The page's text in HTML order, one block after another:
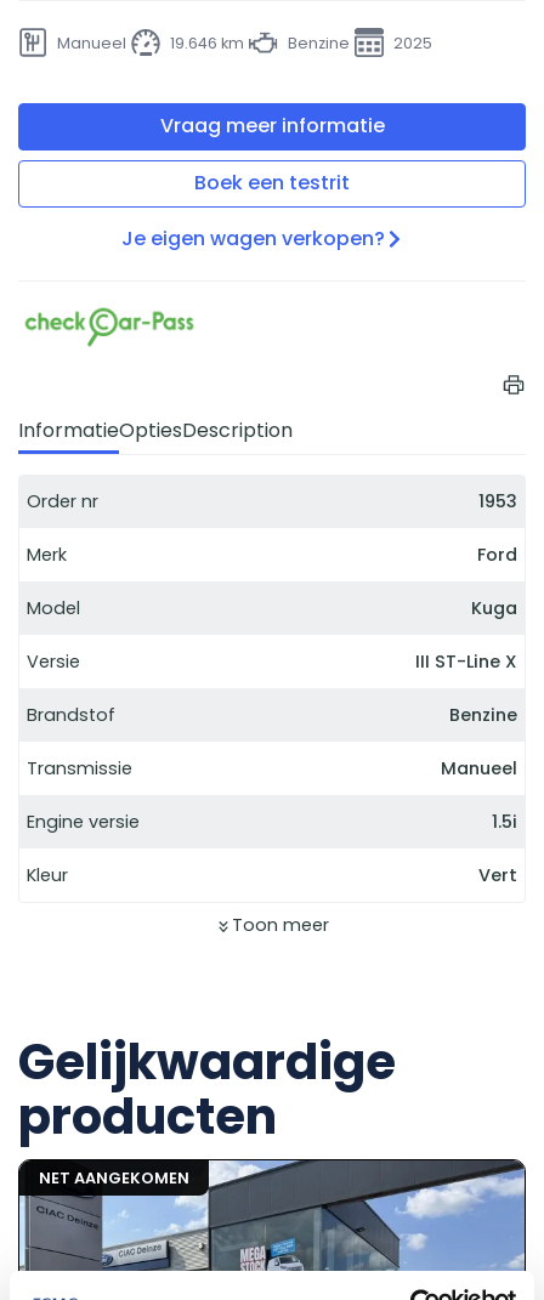
Vraag meer informatie
Boek een testrit
Je eigen wagen verkopen?
Manueel 19.646 km Benzine 2025
InformatieOptiesDescription
Order nr 1953
Merk Ford
Model Kuga
Versie III ST-Line X
Brandstof Benzine
Transmissie Manueel
Engine versie 1.5i
Kleur Vert
Toon meer
Gelijkwaardige
producten
NET AANGEKOMEN